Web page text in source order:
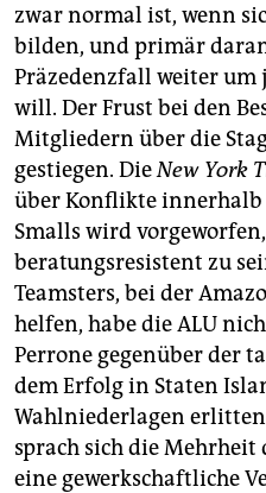
zwar normal ist, wenn
bilden, und primär
Präzedenzfall weiter um
will. Der Frust bei den
Mitgliedern über die
gestiegen. DieNew York
über Konflikte innerhalb
Smalls wird
beratungsresistent zu
Teamsters, bei der
helfen, habe die ALU
Perrone gegenüber der
dem Erfolg in Staten
Wahlniederlagen
sprach sich die Mehrheit
eine gewerkschaftliche